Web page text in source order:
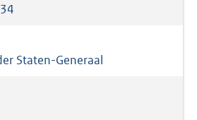
Staten-Generaal